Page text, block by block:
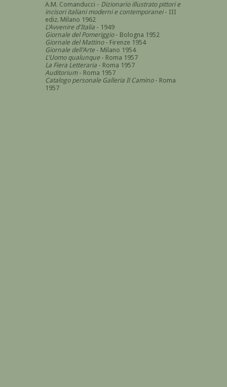
A.M. Comanducci - Dizionario illustrato pittori e
incisori italiani moderni e contemporanei- III
ediz. Milano 1962
L'Avvenire d'Italia - 1949
Giornale del Pomeriggio- Bologna 1952
Giornale del Mattino- Firenze 1954
Giornale dell'Arte - Milano 1954
L'Uomo qualunque - Roma 1957
La Fiera Letteraria - Roma 1957
Auditorium- Roma 1957
Catalogo personale Galleria Il Camino- Roma
1957